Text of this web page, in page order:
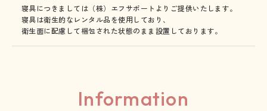
寝具につきましては（株）エフサポートよりご提供いたします。
寝具は衛生的なレンタル品を使用しており、
衛生面に配慮して梱包された状態のまま設置しております。
Information